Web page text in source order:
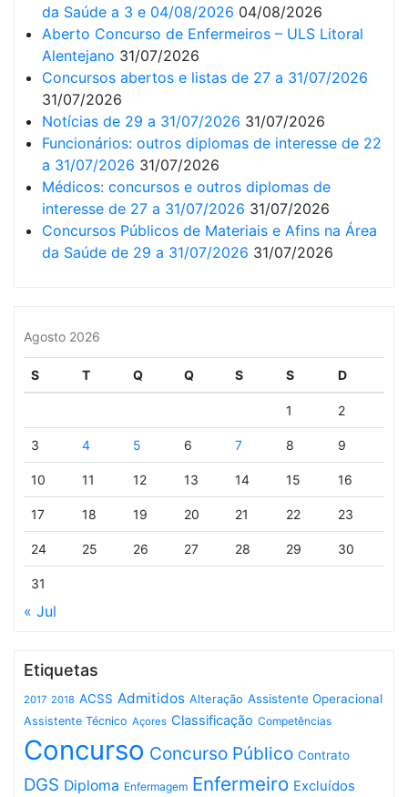
da Saúde a 3 e 04/08/2026 04/08/2026
Aberto Concurso de Enfermeiros – ULS Litoral
Alentejano 31/07/2026
Concursos abertos e listas de 27 a 31/07/2026
31/07/2026
Notícias de 29 a 31/07/2026 31/07/2026
Funcionários: outros diplomas de interesse de 22
a 31/07/2026 31/07/2026
Médicos: concursos e outros diplomas de
interesse de 27 a 31/07/2026 31/07/2026
Concursos Públicos de Materiais e Afins na Área
da Saúde de 29 a 31/07/2026 31/07/2026
Agosto 2026
S T Q Q S S D
1 2
3 4 5 6 7 8 9
10 11 12 13 14 15 16
17 18 19 20 21 22 23
24 25 26 27 28 29 30
31
« Jul
Etiquetas
2017 2018 ACSS Admitidos Alteração Assistente Operacional
Assistente Técnico Açores Classificação Competências
Concurso Concurso Público Contrato
DGS Diploma Enfermagem Enfermeiro Excluídos